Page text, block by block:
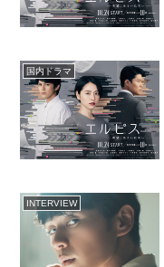
国内ドラマ
INTERVIEW